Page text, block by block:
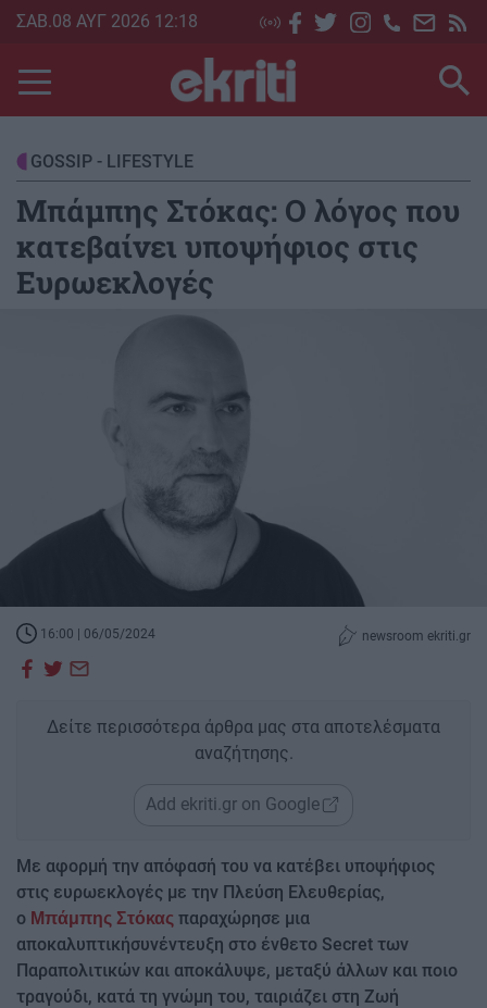
Skip
main
content
ΣΑΒ.08 ΑΥΓ 2026 12:18
GOSSIP - LIFESTYLE
Μπάμπης Στόκας: Ο λόγος που
κατεβαίνει υποψήφιος στις
Ευρωεκλογές
16:00 | 06/05/2024 newsroom ekriti.gr
Δείτε περισσότερα άρθρα μας στα αποτελέσματα
αναζήτησης.
Add ekriti.gr on Google
Με αφορμή την απόφασή του να κατέβει υποψήφιος
στις ευρωεκλογές με την Πλεύση Ελευθερίας,
ο Μπάμπης Στόκας παραχώρησε μια
αποκαλυπτικήσυνέντευξη στο ένθετο Secret των
Παραπολιτικών και αποκάλυψε, μεταξύ άλλων και ποιο
τραγούδι, κατά τη γνώμη του, ταιριάζει στη Ζωή